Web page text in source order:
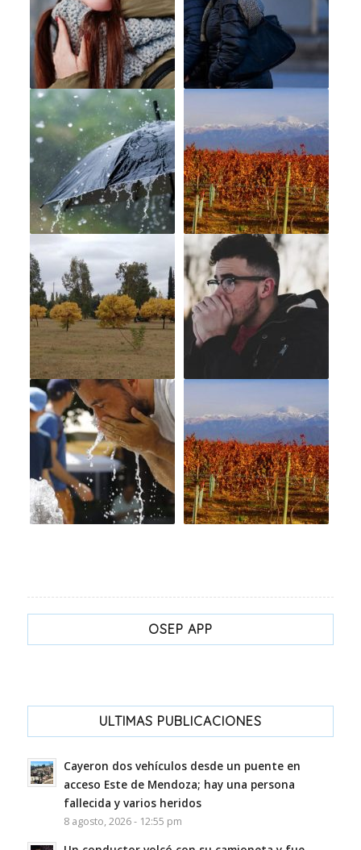
OSEP APP
ULTIMAS PUBLICACIONES
Cayeron dos vehículos desde un puente en
acceso Este de Mendoza; hay una persona
fallecida y varios heridos
8 agosto, 2026 - 12:55 pm